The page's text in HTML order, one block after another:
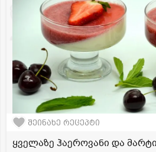
შეინახე რეცეპტი
ყველაზე ჰაეროვანი და